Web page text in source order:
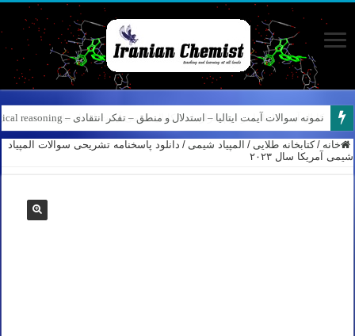
کانال آیمت ایتالیا در نرم افزار بله – کانال شیمی آیمت استاد نباتی
خانه / کتابخانه طلایی / المپیاد شیمی / دانلود پاسخنامه تشریحی سوالات المپیاد
شیمی آمریکا سال ۲۰۲۳